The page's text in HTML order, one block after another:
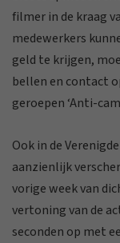
filmer in de kraag
medewerkers
geld te krijgen,
bellen en contact
geroepen ‘Anti-
Ook in de
aanzienlijk
vorige week van
vertoning van de
seconden op met